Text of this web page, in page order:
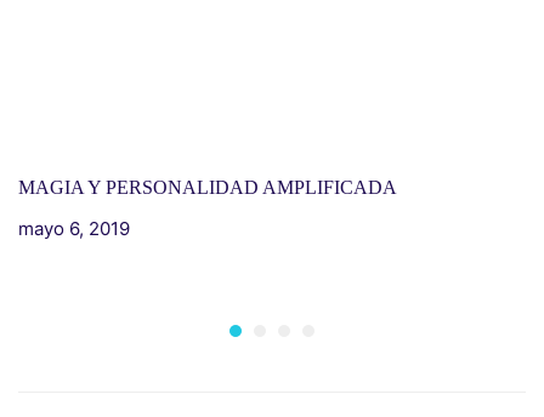
MAGIA Y PERSONALIDAD AMPLIFICADA
mayo 6, 2019